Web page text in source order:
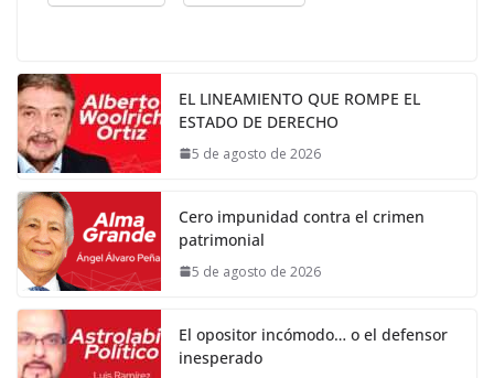
EL LINEAMIENTO QUE ROMPE EL
ESTADO DE DERECHO
5 de agosto de 2026
Cero impunidad contra el crimen
patrimonial
5 de agosto de 2026
El opositor incómodo… o el defensor
inesperado